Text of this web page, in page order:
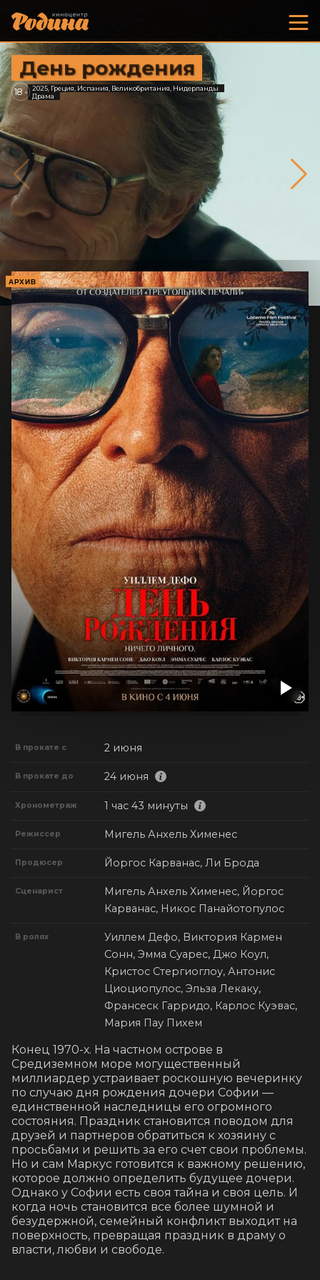
День рождения
18+ 2025, Греция, Испания, Великобритания, Нидерланды
Драма
АРХИВ
В прокате с 2 июня
В прокате до 24 июня
Хронометраж 1 час 43 минуты
Режиссер Мигель Анхель Хименес
Продюсер Йоргос Карванас, Ли Брода
Сценарист
Мигель Анхель Хименес, Йоргос
Карванас, Никос Панайотопулос
В ролях
Уиллем Дефо, Виктория Кармен
Сонн, Эмма Суарес, Джо Коул,
Кристос Стергиоглоу, Антонис
Циоциопулос, Эльза Лекаку,
Франсеск Гарридо, Карлос Куэвас,
Мария Пау Пихем
Конец 1970-х. На частном острове в
Средиземном море могущественный
миллиардер устраивает роскошную вечеринку
по случаю дня рождения дочери Софии —
единственной наследницы его огромного
состояния. Праздник становится поводом для
друзей и партнеров обратиться к хозяину с
просьбами и решить за его счет свои проблемы.
Но и сам Маркус готовится к важному решению,
которое должно определить будущее дочери.
Однако у Софии есть своя тайна и своя цель. И
когда ночь становится все более шумной и
безудержной, семейный конфликт выходит на
поверхность, превращая праздник в драму о
власти, любви и свободе.